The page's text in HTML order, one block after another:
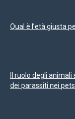
Qual è l’età giusta
Il ruolo degli
dei parassiti nei pets